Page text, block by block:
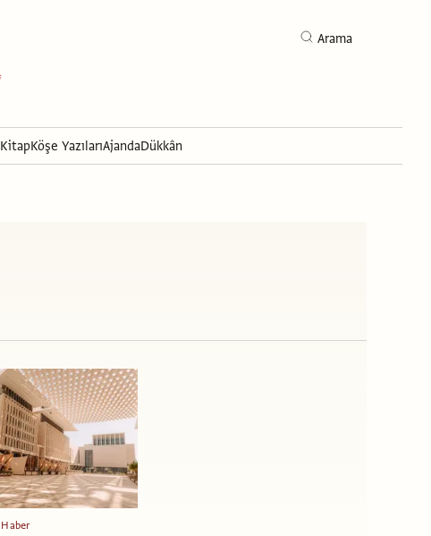
Arama
KitapKöşe YazılarıAjandaDükkân
Haber